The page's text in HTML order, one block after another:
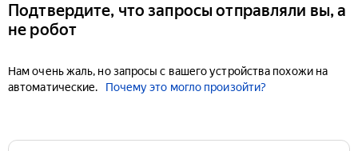
Подтвердите, что запросы отправляли вы, а
не робот
Нам очень жаль, но запросы с вашего устройства похожи на
автоматические.
Почему это могло произойти?